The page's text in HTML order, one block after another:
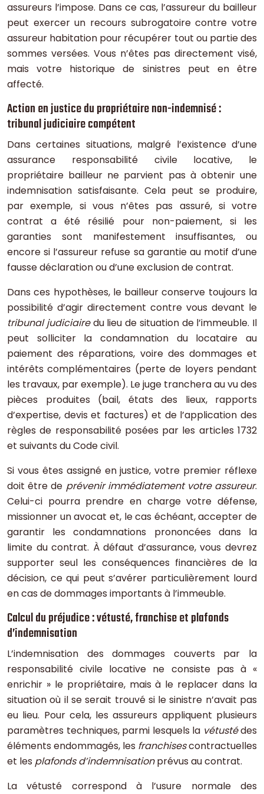
assureurs l’impose. Dans ce cas, l’assureur du bailleur
peut exercer un recours subrogatoire contre votre
assureur habitation pour récupérer tout ou partie des
sommes versées. Vous n’êtes pas directement visé,
mais votre historique de sinistres peut en être
affecté.
Action en justice du propriétaire non-indemnisé :
tribunal judiciaire compétent
Dans certaines situations, malgré l’existence d’une
assurance responsabilité civile locative, le
propriétaire bailleur ne parvient pas à obtenir une
indemnisation satisfaisante. Cela peut se produire,
par exemple, si vous n’êtes pas assuré, si votre
contrat a été résilié pour non-paiement, si les
garanties sont manifestement insuffisantes, ou
encore si l’assureur refuse sa garantie au motif d’une
fausse déclaration ou d’une exclusion de contrat.
Dans ces hypothèses, le bailleur conserve toujours la
possibilité d’agir directement contre vous devant le
tribunal judiciairedu lieu de situation de l’immeuble. Il
peut solliciter la condamnation du locataire au
paiement des réparations, voire des dommages et
intérêts complémentaires (perte de loyers pendant
les travaux, par exemple). Le juge tranchera au vu des
pièces produites (bail, états des lieux, rapports
d’expertise, devis et factures) et de l’application des
règles de responsabilité posées par les articles 1732
et suivants du Code civil.
Si vous êtes assigné en justice, votre premier réflexe
doit être de prévenir immédiatement votre assureur.
Celui-ci pourra prendre en charge votre défense,
missionner un avocat et, le cas échéant, accepter de
garantir les condamnations prononcées dans la
limite du contrat. À défaut d’assurance, vous devrez
supporter seul les conséquences financières de la
décision, ce qui peut s’avérer particulièrement lourd
en cas de dommages importants à l’immeuble.
Calcul du préjudice : vétusté, franchise et plafonds
d’indemnisation
L’indemnisation des dommages couverts par la
responsabilité civile locative ne consiste pas à «
enrichir » le propriétaire, mais à le replacer dans la
situation où il se serait trouvé si le sinistre n’avait pas
eu lieu. Pour cela, les assureurs appliquent plusieurs
paramètres techniques, parmi lesquels la vétustédes
éléments endommagés, les franchisescontractuelles
et les plafonds d’indemnisationprévus au contrat.
La vétusté correspond à l’usure normale des